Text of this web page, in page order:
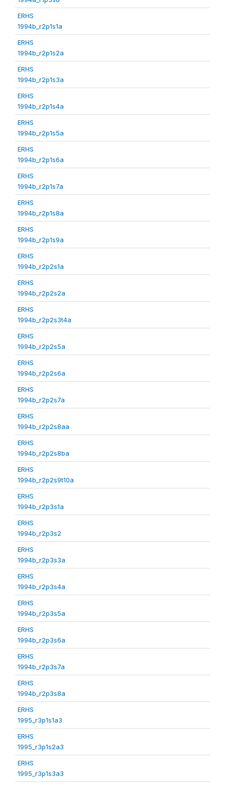
ERHS
1994b_r2p1s1a
ERHS
1994b_r2p1s2a
ERHS
1994b_r2p1s3a
ERHS
1994b_r2p1s4a
ERHS
1994b_r2p1s5a
ERHS
1994b_r2p1s6a
ERHS
1994b_r2p1s7a
ERHS
1994b_r2p1s8a
ERHS
1994b_r2p1s9a
ERHS
1994b_r2p2s1a
ERHS
1994b_r2p2s2a
ERHS
1994b_r2p2s3t4a
ERHS
1994b_r2p2s5a
ERHS
1994b_r2p2s6a
ERHS
1994b_r2p2s7a
ERHS
1994b_r2p2s8aa
ERHS
1994b_r2p2s8ba
ERHS
1994b_r2p2s9t10a
ERHS
1994b_r2p3s1a
ERHS
1994b_r2p3s2
ERHS
1994b_r2p3s3a
ERHS
1994b_r2p3s4a
ERHS
1994b_r2p3s5a
ERHS
1994b_r2p3s6a
ERHS
1994b_r2p3s7a
ERHS
1994b_r2p3s8a
ERHS
1995_r3p1s1a3
ERHS
1995_r3p1s2a3
ERHS
1995_r3p1s3a3